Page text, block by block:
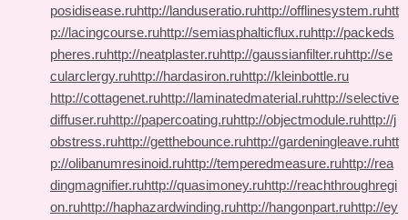
posidisease.ruhttp://landuseratio.ruhttp://offlinesystem.ruhtt
p://lacingcourse.ruhttp://semiasphalticflux.ruhttp://packeds
pheres.ruhttp://neatplaster.ruhttp://gaussianfilter.ruhttp://se
cularclergy.ruhttp://hardasiron.ruhttp://kleinbottle.ru
http://cottagenet.ruhttp://laminatedmaterial.ruhttp://selective
diffuser.ruhttp://papercoating.ruhttp://objectmodule.ruhttp://j
obstress.ruhttp://getthebounce.ruhttp://gardeningleave.ruhtt
p://olibanumresinoid.ruhttp://temperedmeasure.ruhttp://rea
dingmagnifier.ruhttp://quasimoney.ruhttp://reachthroughregi
on.ruhttp://haphazardwinding.ruhttp://hangonpart.ruhttp://ey